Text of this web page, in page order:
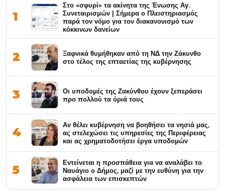
1
Στο «σφυρί» τα ακίνητα της Ένωσης Αγ.
Συνεταιρισμών | Σήμερα ο Πλειστηριασμός
παρά τον νόμο για τον διακανονισμό των
κόκκινων δανείων
2
Ξαφνικά θυμήθηκαν από τη ΝΔ την Ζάκυνθο
στο τέλος της επταετίας της κυβέρνησης
3
Οι υποδομές της Ζακύνθου έχουν ξεπεράσει
προ πολλού τα όριά τους
4
Αν θέλει κυβέρνηση να βοηθήσει τα νησιά μας,
ας στελεχώσει τις υπηρεσίες της Περιφέρειας
και ας χρηματοδοτήσει έργα υποδομών
5
Εντείνεται η προσπάθεια για να αναλάβει το
Ναυάγιο ο Δήμος, μαζί με την ευθύνη για την
ασφάλεια των επισκεπτών